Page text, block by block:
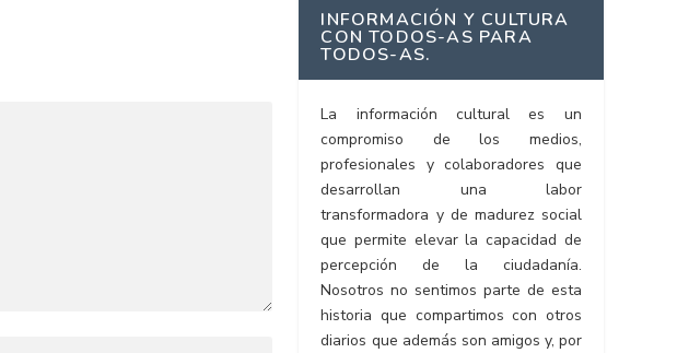
INFORMACIÓN Y CULTURA
CON TODOS-AS PARA
TODOS-AS.
La información cultural es un
compromiso de los medios,
profesionales y colaboradores que
desarrollan una labor
transformadora y de madurez social
que permite elevar la capacidad de
percepción de la ciudadanía.
Nosotros no sentimos parte de esta
historia que compartimos con otros
diarios que además son amigos y, por